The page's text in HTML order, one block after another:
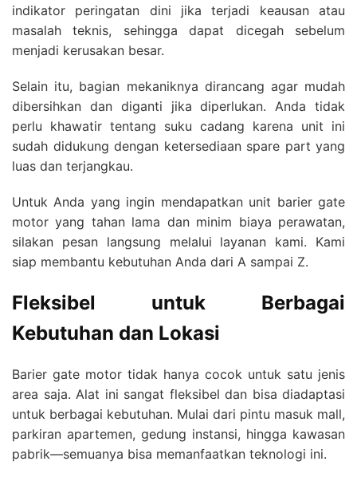
indikator peringatan dini jika terjadi keausan atau
masalah teknis, sehingga dapat dicegah sebelum
menjadi kerusakan besar.
Selain itu, bagian mekaniknya dirancang agar mudah
dibersihkan dan diganti jika diperlukan. Anda tidak
perlu khawatir tentang suku cadang karena unit ini
sudah didukung dengan ketersediaan spare part yang
luas dan terjangkau.
Untuk Anda yang ingin mendapatkan unit barier gate
motor yang tahan lama dan minim biaya perawatan,
silakan pesan langsung melalui layanan kami. Kami
siap membantu kebutuhan Anda dari A sampai Z.
Fleksibel untuk Berbagai
Kebutuhan dan Lokasi
Barier gate motor tidak hanya cocok untuk satu jenis
area saja. Alat ini sangat fleksibel dan bisa diadaptasi
untuk berbagai kebutuhan. Mulai dari pintu masuk mall,
parkiran apartemen, gedung instansi, hingga kawasan
pabrik—semuanya bisa memanfaatkan teknologi ini.